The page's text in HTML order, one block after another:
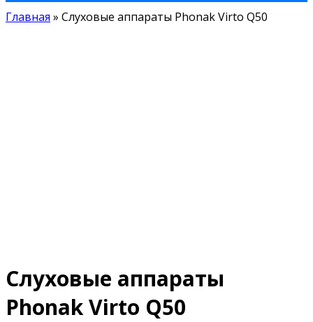
Главная » Слуховые аппараты Phonak Virto Q50
Слуховые аппараты
Phonak Virto Q50